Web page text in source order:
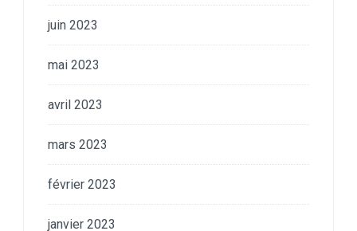
juin 2023
mai 2023
avril 2023
mars 2023
février 2023
janvier 2023